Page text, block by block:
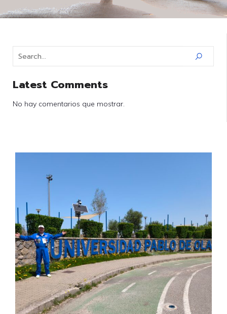
Latest Comments
No hay comentarios que mostrar.